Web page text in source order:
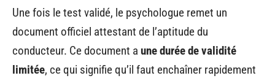
Une fois le test validé, le psychologue remet un
document officiel attestant de l’aptitude du
conducteur. Ce document a une durée de validité
limitée, ce qui signifie qu’il faut enchaîner rapidement